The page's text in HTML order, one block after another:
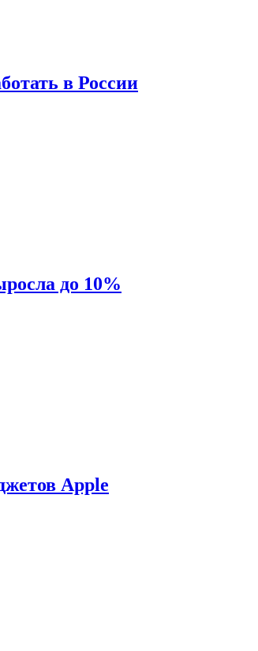
в России
до 10%
Apple